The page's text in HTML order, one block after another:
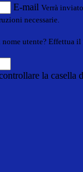
E-mail Verrà
necessarie.
utente? Effettua il
la casella